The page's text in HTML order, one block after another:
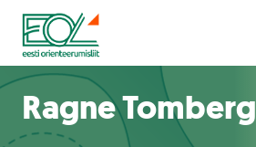
Liigu
sisu
juurde
Estonian Orienteering Federation
Uudised
Alustajale
Ragne Tomberg